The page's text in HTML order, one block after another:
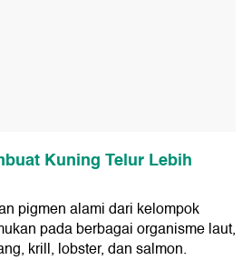
Kuning Telur Lebih
pigmen alami dari kelompok
pada berbagai organisme laut,
krill, lobster, dan salmon.